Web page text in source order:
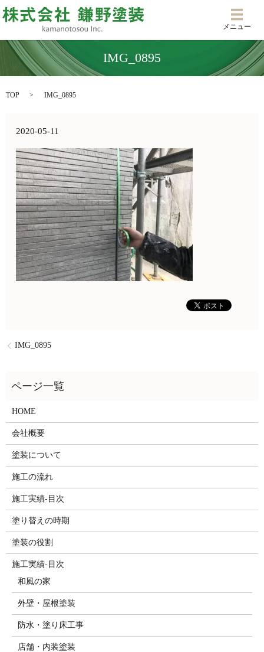
メニ
メニュー
IMG_0895
TOP IMG_0895
2020-05-11
IMG_0895
HOME
会社概要
塗装について
施工の流れ
施工実績-目次
塗り替えの時期
塗装の役割
施工実績-目次
和風の家
外壁・屋根塗装
防水・塗り床工事
店舗・内装塗装